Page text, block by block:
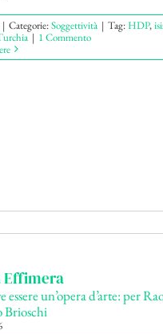
| Categorie:Soggettività | Tag:HDP,
| 1 Commento
Effimera
essere un’opera d’arte: per
Brioschi